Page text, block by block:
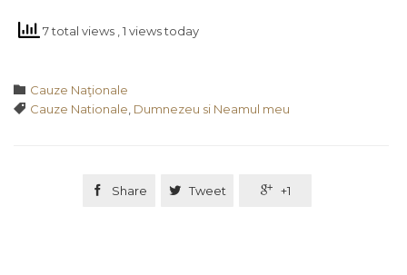
7 total views , 1 views today
 Category
Cauze Naţionale
 Tags
Cauze Nationale Dumnezeu si Neamul meu
 Share  Tweet  +1